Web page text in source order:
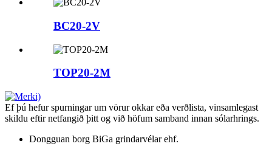
BC20-2V
TOP20-2M
Ef þú hefur spurningar um vörur okkar eða verðlista, vinsamlegast
skildu eftir netfangið þitt og við höfum samband innan sólarhrings.
Dongguan borg BiGa grindarvélar ehf.